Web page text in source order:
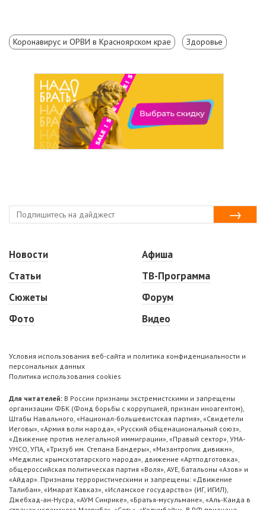
Коронавирус и ОРВИ в Красноярском крае Здоровье
Новости
Статьи
Сюжеты
Фото
Афиша
ТВ-Программа
Форум
Видео
Условия использования веб-сайта и политика конфиденциальности и
персональных данных
Политика использования cookies
Для читателей: В России признаны экстремистскими и запрещены
организации ФБК (Фонд борьбы с коррупцией, признан иноагентом),
Штабы Навального, «Национал-большевистская партия», «Свидетели
Иеговы», «Армия воли народа», «Русский общенациональный союз»,
«Движение против нелегальной иммиграции», «Правый сектор», УНА-
УНСО, УПА, «Тризуб им. Степана Бандеры», «Мизантропик дивижн»,
«Меджлис крымскотатарского народа», движение «Артподготовка»,
общероссийская политическая партия «Воля», АУЕ, батальоны «Азов» и
«Айдар». Признаны террористическими и запрещены: «Движение
Талибан», «Имарат Кавказ», «Исламское государство» (ИГ, ИГИЛ),
Джебхад-ан-Нусра, «АУМ Синрике», «Братья-мусульмане», «Аль-Каида в